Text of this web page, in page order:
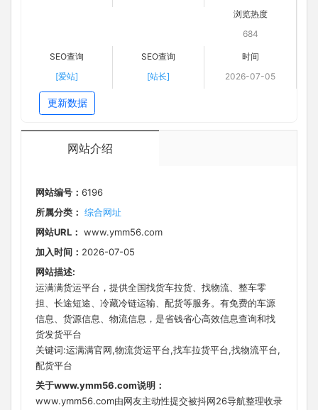
浏览热度
684
SEO查询
[爱站]
SEO查询
[站长]
时间
2026-07-05
更新数据
网站介绍
网站编号： 6196
所属分类： 综合网址
网站URL： www.ymm56.com
加入时间： 2026-07-05
网站描述:
运满满货运平台，提供全国找货车拉货、找物流、整车零
担、长途短途、冷藏冷链运输、配货等服务。有免费的车源
信息、货源信息、物流信息，是省钱省心高效信息查询和找
货发货平台
关键词:运满满官网,物流货运平台,找车拉货平台,找物流平台,
配货平台
关于www.ymm56.com说明：
www.ymm56.com由网友主动性提交被抖网26导航整理收录